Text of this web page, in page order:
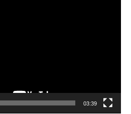
03:39